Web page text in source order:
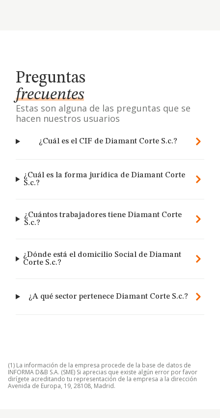
Preguntas
frecuentes
Estas son alguna de las preguntas que se
hacen nuestros usuarios
¿Cuál es el CIF de Diamant Corte S.c.?
¿Cuál es la forma jurídica de Diamant Corte
S.c.?
¿Cuántos trabajadores tiene Diamant Corte
S.c.?
¿Dónde está el domicilio Social de Diamant
Corte S.c.?
¿A qué sector pertenece Diamant Corte S.c.?
(1) La información de la empresa procede de la base de datos de
INFORMA D&B S.A. (SME) Si aprecias que existe algún error por favor
dirígete acreditando tu representación de la empresa a la dirección
Avenida de Europa, 19, 28108, Madrid.